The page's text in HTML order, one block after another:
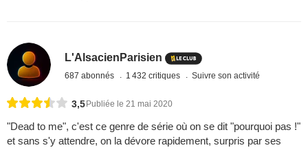
L'AlsacienParisien
687 abonnés 1 432 critiques Suivre son activité
3,5 Publiée le 21 mai 2020
"Dead to me", c'est ce genre de série où on se dit "pourquoi pas !"
et sans s'y attendre, on la dévore rapidement, surpris par ses